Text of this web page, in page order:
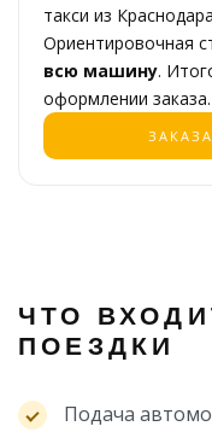
такси из
Ориентировочная
всю машину.
оформлении заказа.
ЧТО
ПОЕЗДКИ
Подача